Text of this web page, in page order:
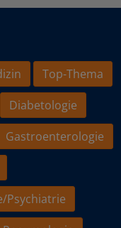
Top-Thema
Diabetologie
Gastroenterologie
Psychiatrie